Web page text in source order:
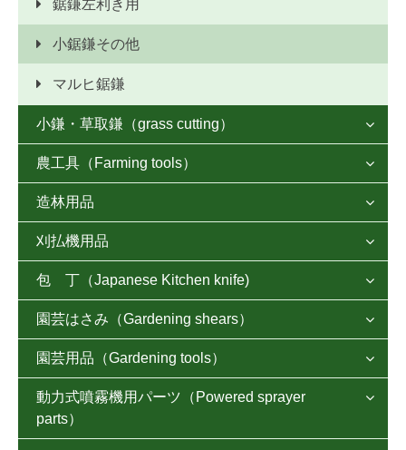
登鎌
造林鎌
左用片刃鎌
特殊鎌
蝶印 草刈鎌
マルヒ印 草刈鎌
鎌砥石
鋸鎌左利き用
小鋸鎌その他
マルヒ鋸鎌
小鎌・草取鎌（grass cutting） 
片手ホー
草取鎌
万能鎌
きくかり鎌
収穫鎌
用途別各小鎌
農工具（Farming tools） 
草削りホー
しかホー２１
三角ホー
牛舎ホー
レーキ
鍬（くわ）
ショベル・ホーク
造林用品 
片刃腰鉈
両刃腰鉈
各種鉈
丸ヒツ鉈
斧（おの）
登鎌
刈払機用品 
刈払刃
チップソー
包 丁（Japanese Kitchen knife) 
片刃包丁
両刃包丁
黒打包丁
ステンレス包丁
園芸はさみ（Gardening shears） 
他社ブランド 
トンボ鋏
剪定鋏
芽切り鋏
園芸用品（Gardening tools） 
肥後守ナイフ
接木小刀
動力式噴霧機用パーツ（Powered sprayer
parts）
